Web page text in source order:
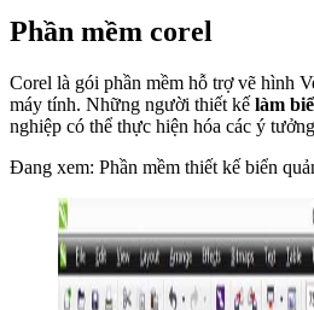
Phần mềm corel
Corel là gói phần mềm hỗ trợ vẽ hình
máy tính. Những người thiết kế làm
nghiệp có thể thực hiện hóa các ý
Đang xem: Phần mềm thiết kế biển